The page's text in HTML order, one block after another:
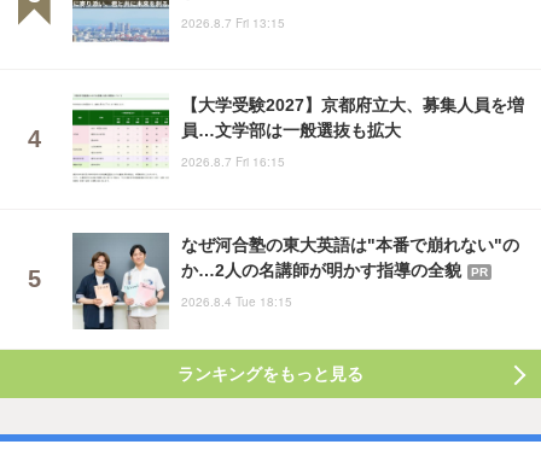
2026.8.7 Fri 13:15
【大学受験2027】京都府立大、募集人員を増
員…文学部は一般選抜も拡大
2026.8.7 Fri 16:15
なぜ河合塾の東大英語は"本番で崩れない"の
か…2人の名講師が明かす指導の全貌
PR
2026.8.4 Tue 18:15
ランキングをもっと見る